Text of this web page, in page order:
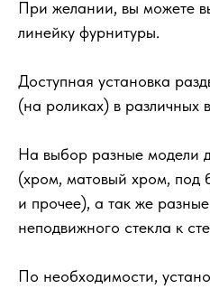
При желании, вы можете
линейку фурнитуры.
Доступная установка
(на роликах) в различных
На выбор разные модели
(хром, матовый хром, под
и прочее), а так же
неподвижного стекла к
По необходимости,